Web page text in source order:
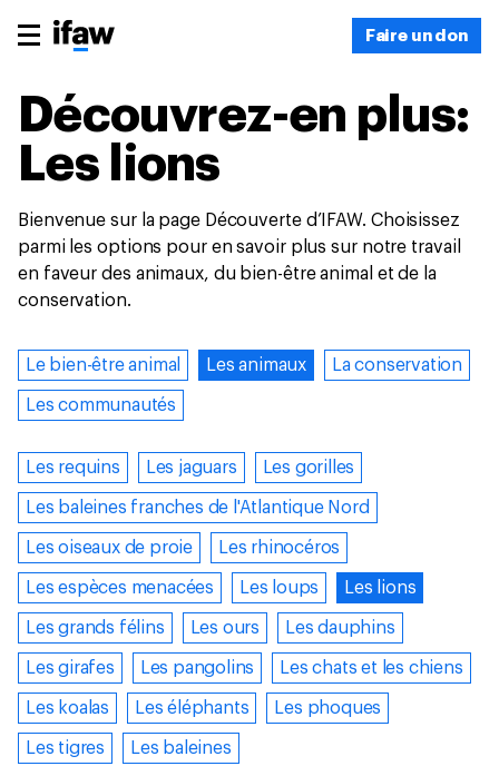
Faire un don
Découvrez-en plus:
Les lions
Bienvenue sur la page Découverte d’IFAW. Choisissez
parmi les options pour en savoir plus sur notre travail
en faveur des animaux, du bien-être animal et de la
conservation.
Le bien-être animal Les animaux La conservation
Les communautés
Les requins Les jaguars Les gorilles
Les baleines franches de l'Atlantique Nord
Les oiseaux de proie Les rhinocéros
Les espèces menacées Les loups Les lions
Les grands félins Les ours Les dauphins
Les girafes Les pangolins Les chats et les chiens
Les koalas Les éléphants Les phoques
Les tigres Les baleines